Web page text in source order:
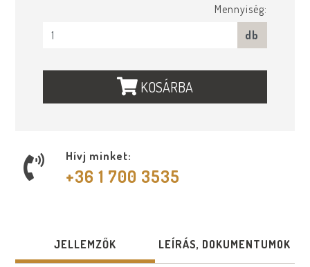
Mennyiség:
db
KOSÁRBA
Hívj minket:
+36 1 700 3535
JELLEMZŐK LEÍRÁS, DOKUMENTUMOK